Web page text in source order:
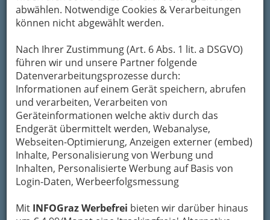
abwählen. Notwendige Cookies & Verarbeitungen
können nicht abgewählt werden.
Nach Ihrer Zustimmung (Art. 6 Abs. 1 lit. a DSGVO)
führen wir und unsere Partner folgende
Datenverarbeitungsprozesse durch:
Informationen auf einem Gerät speichern, abrufen
und verarbeiten, Verarbeiten von
Geräteinformationen welche aktiv durch das
Endgerät übermittelt werden, Webanalyse,
Webseiten-Optimierung, Anzeigen externer (embed)
Inhalte, Personalisierung von Werbung und
Inhalten, Personalisierte Werbung auf Basis von
Login-Daten, Werbeerfolgsmessung
Mit INFOGraz Werbefrei bieten wir darüber hinaus
15.9.2026 10:00 - 10:30
22.9.2026 10:00 - 10:30
29.9.2026 10:00 - 10:30
6.10.2026 10:00 - 10:30
13.10.2026 10:00 - 10:30
20.10.2026 10:00 - 10:30
Ort
Bad zur Sonne
Feuerbachgasse 11 - 13, 8020 Graz
Kontakt